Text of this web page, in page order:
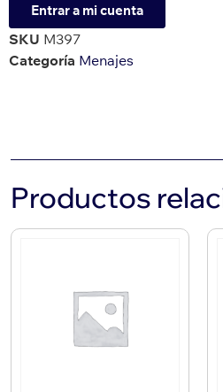
Entrar a mi cuenta
SKU M397
Categoría Menajes
Productos